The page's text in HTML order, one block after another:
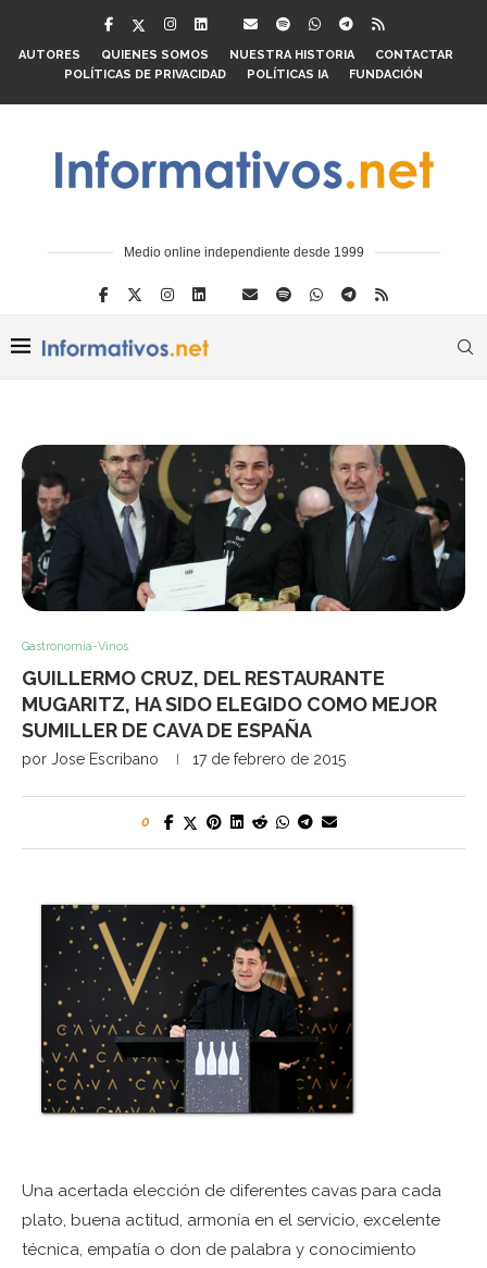
AUTORES QUIENES SOMOS NUESTRA HISTORIA
CONTACTAR
POLÍTICAS DE PRIVACIDAD
POLÍTICAS IA FUNDACIÓN
Medio online independiente desde 1999
Gastronomia-Vinos
GUILLERMO CRUZ, DEL RESTAURANTE
MUGARITZ, HA SIDO ELEGIDO COMO MEJOR
SUMILLER DE CAVA DE ESPAÑA
por Jose Escribano 17 de febrero de 2015
0
Una acertada elección de diferentes cavas para cada
plato, buena actitud, armonía en el servicio, excelente
técnica, empatía o don de palabra y conocimiento